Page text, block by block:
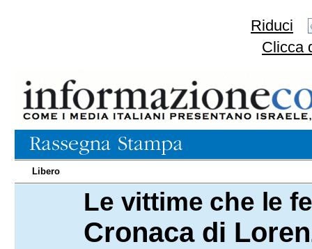
Riduci
Clicca
Libero
Le vittime che le
Cronaca di